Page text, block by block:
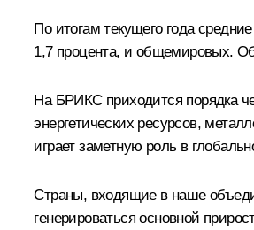
По итогам текущего года
1,7 процента, и общемировых.
На БРИКС приходится порядка
энергетических ресурсов,
играет заметную роль в
Страны, входящие в наше
генерироваться основной